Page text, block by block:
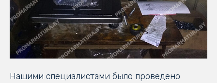
Нашими специалистами было проведено